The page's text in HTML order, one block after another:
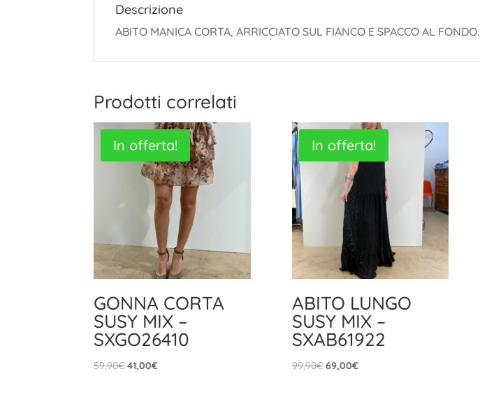
Descrizione
ABITO MANICA CORTA, ARRICCIATO SUL FIANCO E SPACCO AL
Prodotti correlati
In offerta!
GONNA CORTA
SUSY MIX –
SXGO26410
59,90€Il
41,00€Il
In offerta!
ABITO LUNGO
SUSY MIX –
SXAB61922
99,90€ Il
69,00€Il